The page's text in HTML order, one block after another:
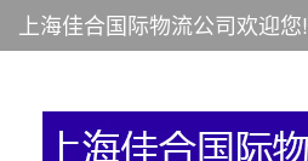
上海佳合国际物流公司欢迎您!